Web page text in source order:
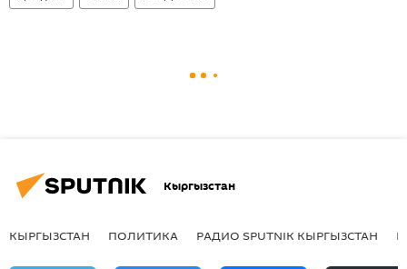
Кыргызстан
КЫРГЫЗСТАН ПОЛИТИКА РАДИО SPUTNIK КЫРГЫЗСТАН